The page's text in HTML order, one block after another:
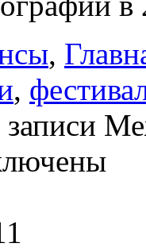
,
,
записи
1